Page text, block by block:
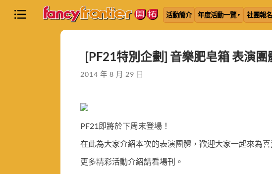
活動簡介 年度活動一覽 社團報
[PF21特別企劃] 音樂肥皂箱 表演團
2014 年 8 月 29 日
PF21即將於下周末登場！
在此為大家介紹本次的表演團體，歡迎大家一起來為
更多精彩活動介紹請看場刊。